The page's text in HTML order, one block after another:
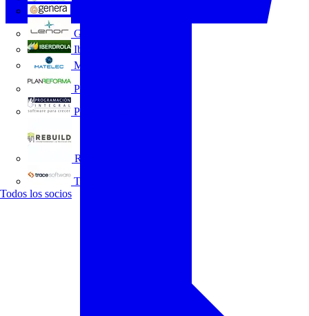
Grupo Lenor
Iberdrola
MATELEC
Plan Reforma
Programación Integral
REBUILD
Trace Software
Todos los socios